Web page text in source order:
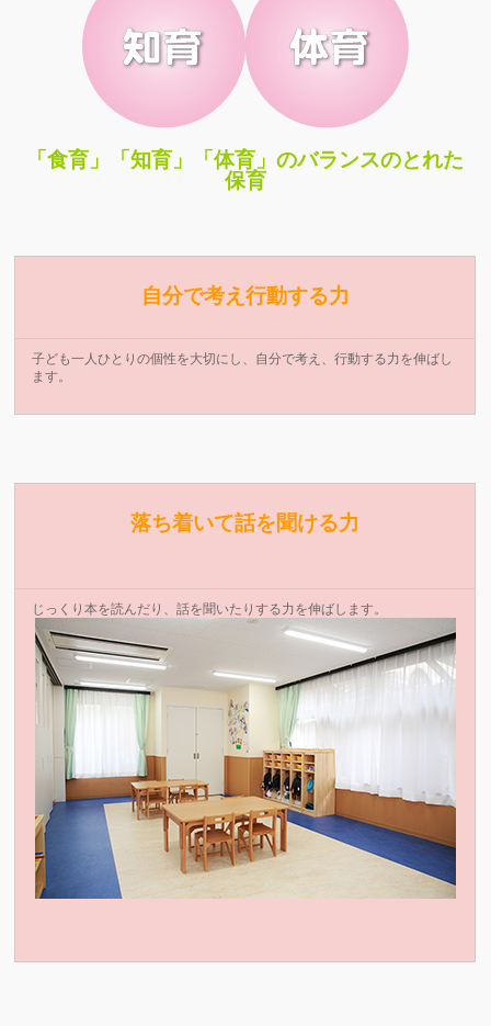
「食育」「知育」「体育」のバランスのとれた
保育
自分で考え行動する力
子ども一人ひとりの個性を大切にし、自分で考え、行動する力を伸ばし
ます。
落ち着いて話を聞ける力
じっくり本を読んだり、話を聞いたりする力を伸ばします。